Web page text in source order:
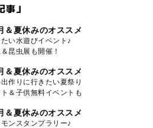
」
＆夏休みのオススメ
い水遊びイベント♪
昆虫展も開催！
＆夏休みのオススメ
作りに行きたい夏祭り
＆子供無料イベントも
＆夏休みのオススメ
ンスタンプラリー♪